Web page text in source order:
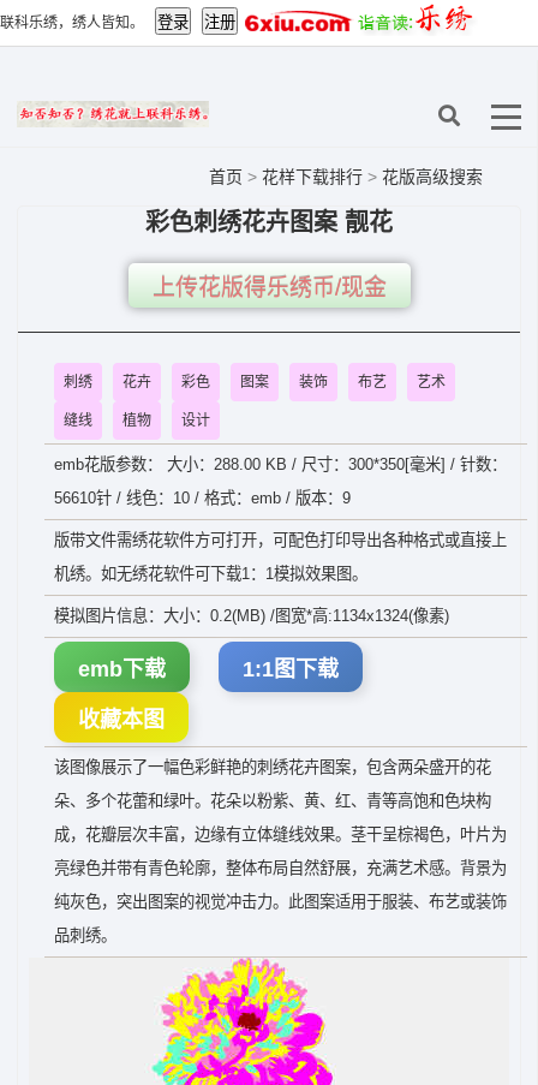
联科乐绣，绣人皆知。
首页 > 花样下载排行 > 花版高级搜索
彩色刺绣花卉图案 靓花
上传花版得乐绣币/现金
刺绣 花卉 彩色 图案 装饰 布艺 艺术
缝线 植物 设计
emb花版参数： 大小：288.00 KB / 尺寸：300*350[毫米] / 针数：
56610针 / 线色：10 / 格式：emb / 版本：9
版带文件需绣花软件方可打开，可配色打印导出各种格式或直接上
机绣。如无绣花软件可下载1：1模拟效果图。
模拟图片信息：大小：0.2(MB) /图宽*高:1134x1324(像素)
emb下载 1:1图下载
收藏本图
该图像展示了一幅色彩鲜艳的刺绣花卉图案，包含两朵盛开的花
朵、多个花蕾和绿叶。花朵以粉紫、黄、红、青等高饱和色块构
成，花瓣层次丰富，边缘有立体缝线效果。茎干呈棕褐色，叶片为
亮绿色并带有青色轮廓，整体布局自然舒展，充满艺术感。背景为
纯灰色，突出图案的视觉冲击力。此图案适用于服装、布艺或装饰
品刺绣。